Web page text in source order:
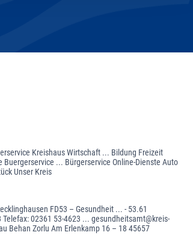
Kreishaus Wirtschaft ... Bildung Freizeit
... Bürgerservice Online-Dienste Auto
Unser Kreis
FD53 – Gesundheit ... - 53.61
02361 53-4623 ... gesundheitsamt@kreis-
Behan Zorlu Am Erlenkamp 16 – 18 45657